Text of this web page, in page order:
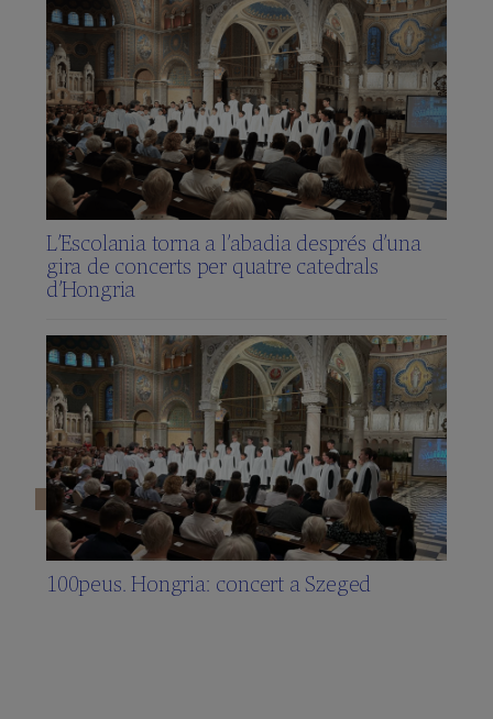
L’Escolania torna a l’abadia després d’una
gira de concerts per quatre catedrals
d’Hongria
100peus. Hongria: concert a Szeged